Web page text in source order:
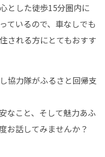
とした徒歩15分圏内に
ているので、車なしでも
される方にとてもおすす
協力隊がふるさと回帰支
なこと、そして魅力あふ
お話してみませんか？